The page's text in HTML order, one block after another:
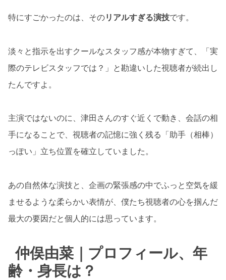
特にすごかったのは、そのリアルすぎる演技です。
淡々と指示を出すクールなスタッフ感が本物すぎて、「実
際のテレビスタッフでは？」と勘違いした視聴者が続出し
たんですよ。
主演ではないのに、津田さんのすぐ近くで動き、会話の相
手になることで、視聴者の記憶に強く残る「助手（相棒）
っぽい」立ち位置を確立していました。
あの自然体な演技と、企画の緊張感の中でふっと空気を緩
ませるような柔らかい表情が、僕たち視聴者の心を掴んだ
最大の要因だと個人的には思っています。
仲俣由菜｜プロフィール、年
齢・身長は？